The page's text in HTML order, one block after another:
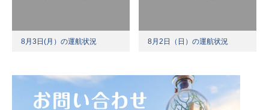
8月3日(月）の運航状況 8月2日（日）の運航状況